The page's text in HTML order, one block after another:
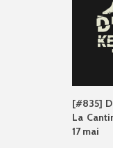
[#835]
La
17 mai